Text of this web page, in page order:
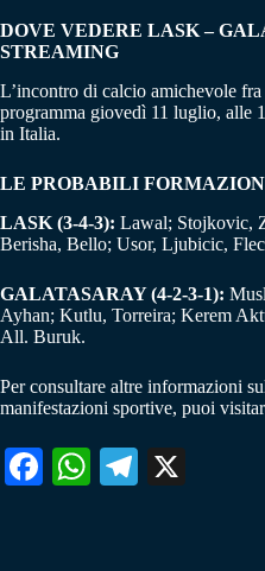
DOVE VEDERE LASK –
STREAMING
L’incontro di calcio amichevole
programma giovedì 11 luglio, alle
in Italia.
LE PROBABILI
LASK (3-4-3): Lawal; Stojkovic,
Berisha, Bello; Usor, Ljubicic,
GALATASARAY (4-2-3-1):
Ayhan; Kutlu, Torreira; Kerem
All. Buruk.
Per consultare altre informazioni
manifestazioni sportive, puoi
Fa W
Te